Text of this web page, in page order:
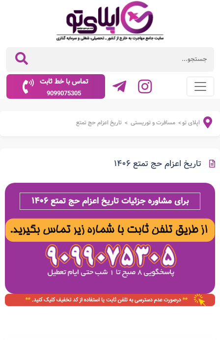
تماس با خط ثابت
9099075305
اپلای تو> مسافرت و توریستی > تاریخ اعزام حج تمتع
تاریخ اعزام حج تمتع ۱۴۰۶
برای مشاوره جزئیات تاریخ اعزام حج تمتع ۱۴۰۶